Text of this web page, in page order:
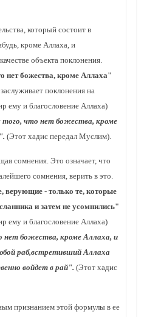
который состоит в
кроме Аллаха, и
объекта поклонения.
нет божества, кроме Аллаха"
поклонения на
ему и благословение Аллаха)
того, что нет божества, кроме
(Этот хадис передал Муслим).
сомнения. Это означает, что
сомнения, верить в это.
верующие - только те, которые
и затем не усомнились"
ему и благословение Аллаха)
нет божества, кроме Аллаха, и
раб,встретивший Аллаха
войдет в рай".(Этот хадис
признанием этой формулы в ее